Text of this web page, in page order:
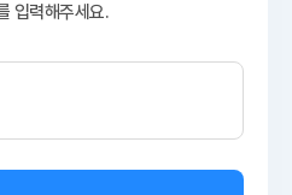
입력해주세요.